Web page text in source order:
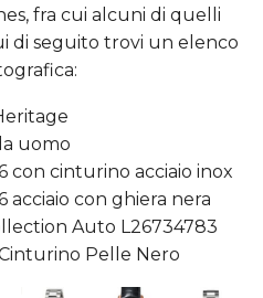
fra cui alcuni di quelli
di seguito trovi un elenco
uomo
con cinturino acciaio inox
acciaio con ghiera nera
Auto L26734783
Cinturino Pelle Nero